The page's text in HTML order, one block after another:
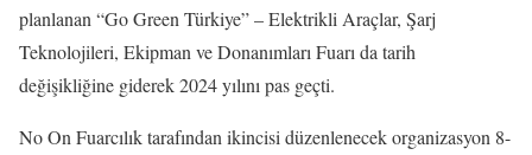
planlanan “Go Green Türkiye” – Elektrikli Araçlar, Şarj
Teknolojileri, Ekipman ve Donanımları Fuarı da tarih
değişikliğine giderek 2024 yılını pas geçti.
No On Fuarcılık tarafından ikincisi düzenlenecek organizasyon 8-